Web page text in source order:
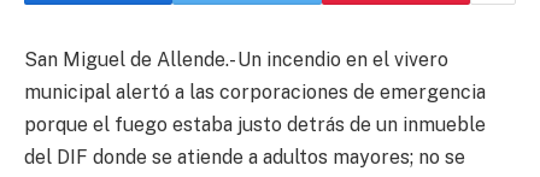
San Miguel de Allende.- Un incendio en el vivero
municipal alertó a las corporaciones de emergencia
porque el fuego estaba justo detrás de un inmueble
del DIF donde se atiende a adultos mayores; no se